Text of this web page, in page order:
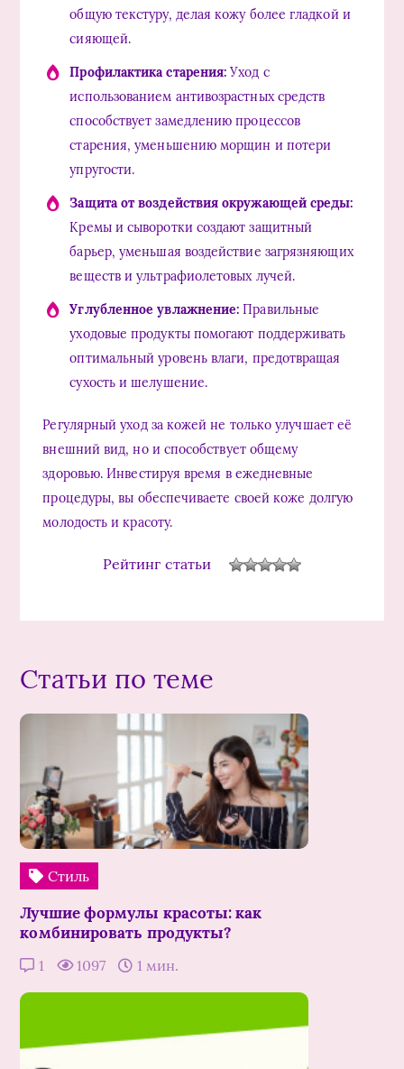
общую текстуру, делая кожу более гладкой и
сияющей.
Профилактика старения: Уход с
использованием антивозрастных средств
способствует замедлению процессов
старения, уменьшению морщин и потери
упругости.
Защита от воздействия окружающей среды:
Кремы и сыворотки создают защитный
барьер, уменьшая воздействие загрязняющих
веществ и ультрафиолетовых лучей.
Углубленное увлажнение: Правильные
уходовые продукты помогают поддерживать
оптимальный уровень влаги, предотвращая
сухость и шелушение.
Регулярный уход за кожей не только улучшает её
внешний вид, но и способствует общему
здоровью. Инвестируя время в ежедневные
процедуры, вы обеспечиваете своей коже долгую
молодость и красоту.
Рейтинг статьи
Статьи по теме
Стиль
Лучшие формулы красоты: как
комбинировать продукты?
1 1097 1 мин.